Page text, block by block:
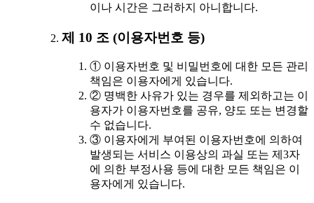
이나 시간은 그러하지 아니합니다.
제 10 조 (이용자번호 등)
① 이용자번호 및 비밀번호에 대한 모든 관리
책임은 이용자에게 있습니다.
② 명백한 사유가 있는 경우를 제외하고는 이
용자가 이용자번호를 공유, 양도 또는 변경할
수 없습니다.
③ 이용자에게 부여된 이용자번호에 의하여
발생되는 서비스 이용상의 과실 또는 제3자
에 의한 부정사용 등에 대한 모든 책임은 이
용자에게 있습니다.